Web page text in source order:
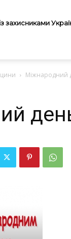
захисниками
Міжнародний